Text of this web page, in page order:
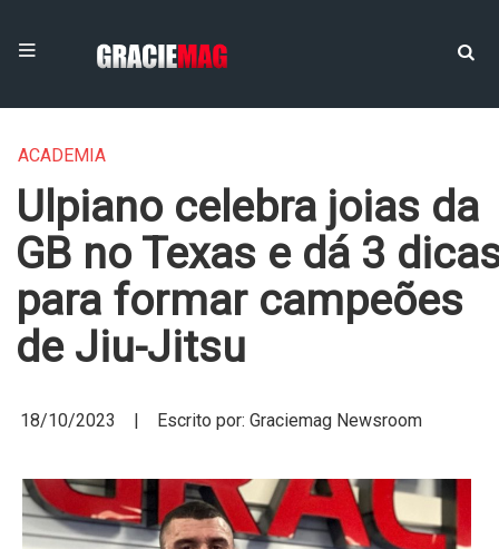
ACADEMIA
Ulpiano celebra joias da
GB no Texas e dá 3
para formar campeões
de Jiu-Jitsu
18/10/2023 | Escrito por: Graciemag Newsroom